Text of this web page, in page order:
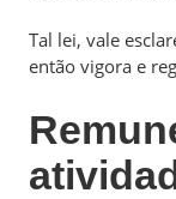
Tal lei, vale
então vigora e